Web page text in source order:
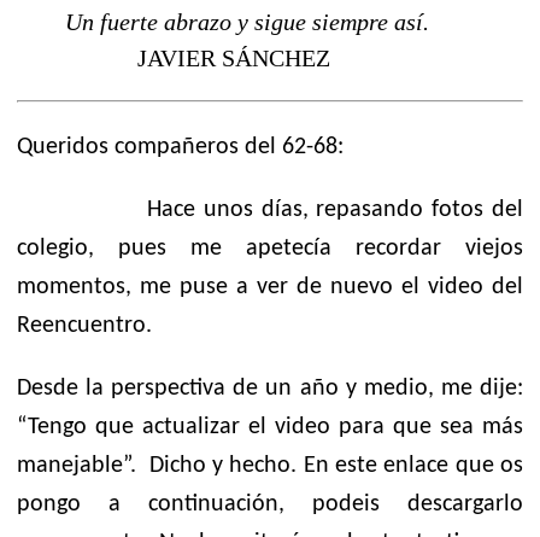
Un fuerte abrazo y sigue siempre así.
JAVIER SÁNCHEZ
Queridos compañeros del 62-68:
Hace unos días, repasando fotos del
colegio, pues me apetecía recordar viejos
momentos, me puse a ver de nuevo el video del
Reencuentro.
Desde la perspectiva de un año y medio, me dije:
“Tengo que actualizar el video para que sea más
manejable”.
Dicho y hecho. En este enlace que os
pongo a continuación, podeis descargarlo